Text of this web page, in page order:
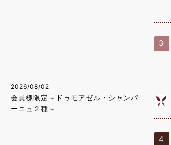
2026/08/02
会員様限定～ドゥモアゼル・シャンパ
ーニュ２種～
3
4